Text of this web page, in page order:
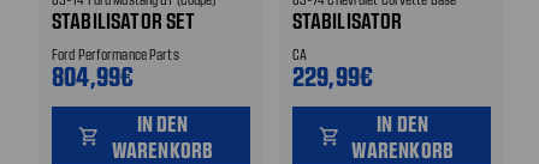
STABILISATOR SET
Ford Performance Parts
804,99€
shopping_cart
IN DEN
WARENKORB
STABILISATOR
CA
229,99€
shopping_cart
IN DEN
WARENKORB